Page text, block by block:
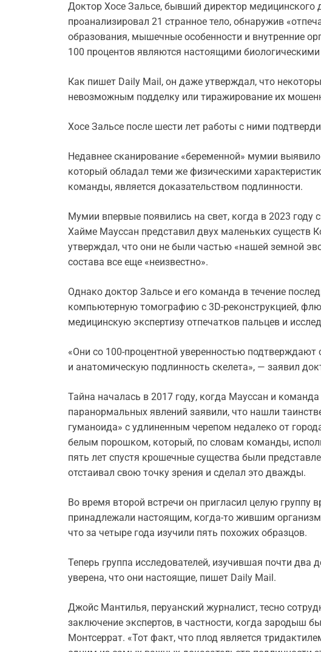
Доктор Хосе Зальсе, бывший директор
проанализировал 21 странное тело, обнаружив
образования, мышечные особенности и внутренние
100 процентов являются настоящими
Как пишет Daily Mail, он даже утверждал, что
невозможным подделку или тиражирование их
Хосе Зальсе после шести лет работы с ними
Недавнее сканирование «беременной» мумии
который обладал теми же физическими
команды, является доказательством подлинности.
Мумии впервые появились на свет, когда в 2023
Хайме Мауссан представил двух маленьких существ
утверждал, что они не были частью «нашей земной
состава все еще «неизвестно».
Однако доктор Зальсе и его команда в течение
компьютерную томографию с 3D-реконструкцией,
медицинскую экспертизу отпечатков пальцев и
«Они со 100-процентной уверенностью
и анатомическую подлинность скелета», — заявил
Тайна началась в 2017 году, когда Мауссан и
паранормальных явлений заявили, что нашли
гуманоида» с удлиненным черепом недалеко от
белым порошком, который, по словам команды,
пять лет спустя крошечные существа были
отстаивал свою точку зрения и сделал это дважды.
Во время второй встречи он пригласил целую группу
принадлежали настоящим, когда-то жившим
что за четыре года изучили пять похожих образцов.
Теперь группа исследователей, изучившая почти два
уверена, что они настоящие, пишет Daily Mail.
Джойс Мантилья, перуанский журналист, тесно
заключение экспертов, в частности, когда зародыш
Монтсеррат. «Тот факт, что плод является